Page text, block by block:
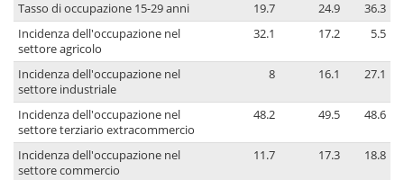
Tasso di occupazione 15-29 anni
19.7 24.9
36.3
Incidenza dell'occupazione nel
settore agricolo
32.1 17.2 5.5
Incidenza dell'occupazione nel
settore industriale
8 16.1 27.1
Incidenza dell'occupazione nel
settore terziario extracommercio
48.2 49.5 48.6
Incidenza dell'occupazione nel
settore commercio
11.7 17.3 18.8